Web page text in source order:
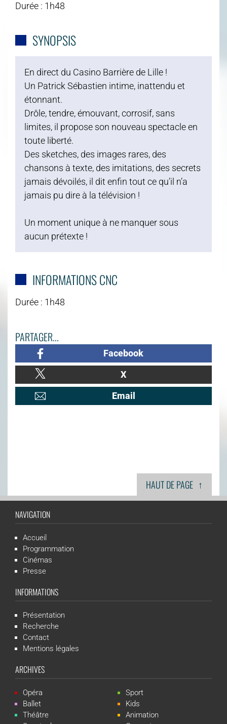
Durée : 1h48
SYNOPSIS
En direct du Casino Barrière de Lille !
Un Patrick Sébastien intime, inattendu et
étonnant.
Drôle, tendre, émouvant, corrosif, sans
limites, il propose son nouveau spectacle en
toute liberté.
Des sketches, des images rares, des
chansons à texte, des imitations, des secrets
jamais dévoilés, il dit enfin tout ce qu’il n’a
jamais pu dire à la télévision !
Un moment unique à ne manquer sous
aucun prétexte !
INFORMATIONS CNC
Durée : 1h48
PARTAGER...
Facebook
X
Email
HAUT DE PAGE ↑
NAVIGATION
Accueil
Programmation
Cinémas
Presse
INFORMATIONS
Présentation
Recherche
Contact
Mentions légales
ARCHIVES
Opéra
Ballet
Théâtre
Sport
Kids
Animation